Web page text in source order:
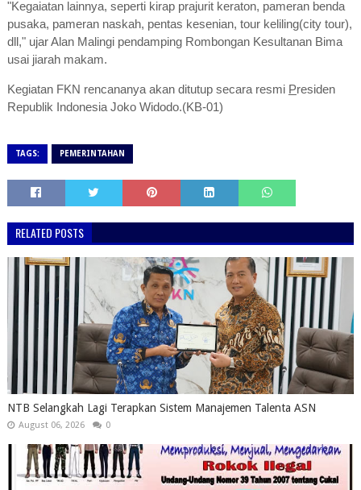
"Kegaiatan lainnya, seperti kirap prajurit keraton, pameran benda
pusaka, pameran naskah, pentas kesenian, tour keliling(city tour),
dll," ujar Alan Malingi pendamping Rombongan Kesultanan Bima
usai jiarah makam.
Kegiatan FKN rencananya akan ditutup secara resmi Presiden
Republik Indonesia Joko Widodo.(KB-01)
TAGS: PEMERINTAHAN
RELATED POSTS
NTB Selangkah Lagi Terapkan Sistem Manajemen Talenta ASN
August 06, 2026 0